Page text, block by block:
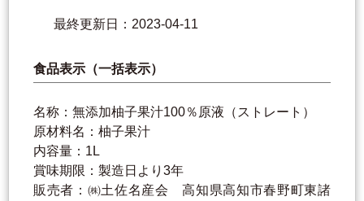
最終更新日：2023-04-11
食品表示（一括表示）
名称：無添加柚子果汁100％原液（ストレート）
原材料名：柚子果汁
内容量：1L
賞味期限：製造日より3年
販売者：㈱土佐名産会 高知県高知市春野町東諸